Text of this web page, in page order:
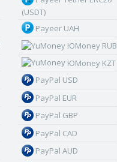
(USDT)
Payeer UAH
ЮMoney RUB
ЮMoney KZT
PayPal USD
PayPal EUR
PayPal GBP
PayPal CAD
PayPal AUD